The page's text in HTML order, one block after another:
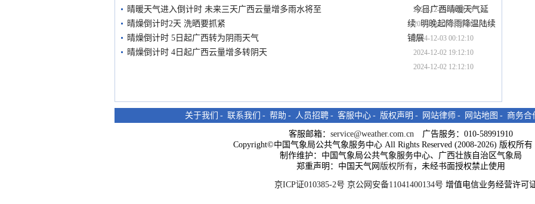
2024-12-03 09:59:55
今日广西晴暖天气延
续 明晚起降雨降温陆续
铺展
2024-12-03 09:47:03
晴暖天气进入倒计时 未来三天广西云量增多雨水将至
2024-12-03 08:05:08
晴燥倒计时2天 洗晒要抓紧
2024-12-03 00:12:10
晴燥倒计时 5日起广西转为阴雨天气
2024-12-02 19:12:10
晴燥倒计时 4日起广西云量增多转阴天
2024-12-02 12:12:10
关于我们 - 联系我们 - 帮助 - 人员招聘 - 客服中心 - 版权声明 - 网站律师 - 网站地图 - 商务合
客服邮箱： service@weather.com.cn 广告服务：010-58991910
Copyright©中国气象局公共气象服务中心 All Rights Reserved (2008-2026) 版权所
制作维护：中国气象局公共气象服务中心、广西壮族自治区气象局
郑重声明：中国天气网 版权所有，未经书面授权禁止使用
京ICP证010385-2号 京公网安备11041400134号 增值电信业务经营许可